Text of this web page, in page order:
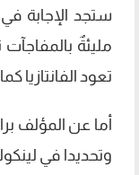
ستجد الإجابة
مليئةٌ
تعود الفانتازيا
أما عن المؤلف
وتحديدا في